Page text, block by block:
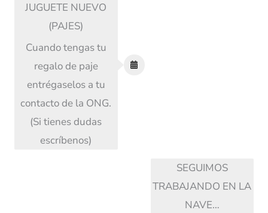
JUGUETE NUEVO
(PAJES)
Cuando tengas tu
regalo de paje
entrégaselos a tu
contacto de la ONG.
(Si tienes dudas
escríbenos)
SEGUIMOS
TRABAJANDO EN LA
NAVE…